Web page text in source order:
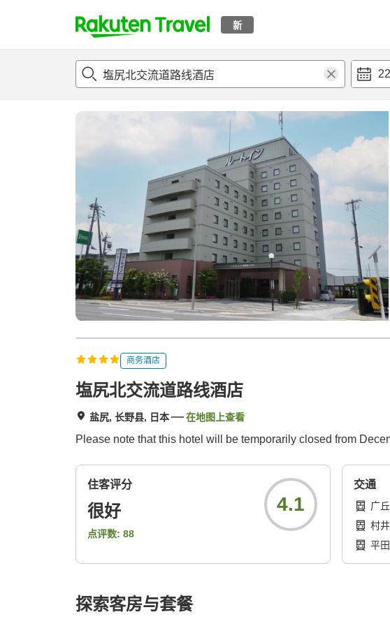
新
t
p
a
_
c
h
概况 客房及住宿套餐评论设施
商务酒店
塩尻北交流道路线酒店
盐尻, 长野县, 日本 在地图上查看
Please note that this hotel will be temporarily closed from
住客评分
很好
点评数: 88
4.1
交通
广
村
平
探索客房与套餐